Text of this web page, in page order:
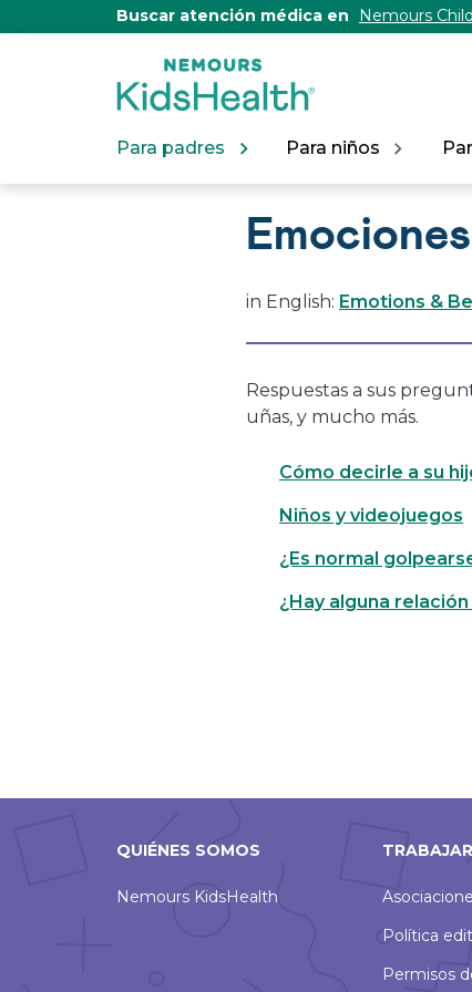
Buscar atención médica en Nemours
Para padres Para niños
in English: Emotions &
Respuestas a sus
uñas, y mucho más.
Cómo decirle a su
Niños y videojuegos
¿Es normal
¿Hay alguna
QUIÉNES SOMOS
Nemours KidsHealth
Política
Permisos